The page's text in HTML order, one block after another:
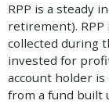
RPP is a steady in
retirement). RPP i
collected during t
invested for prof
account holder is
from a fund built